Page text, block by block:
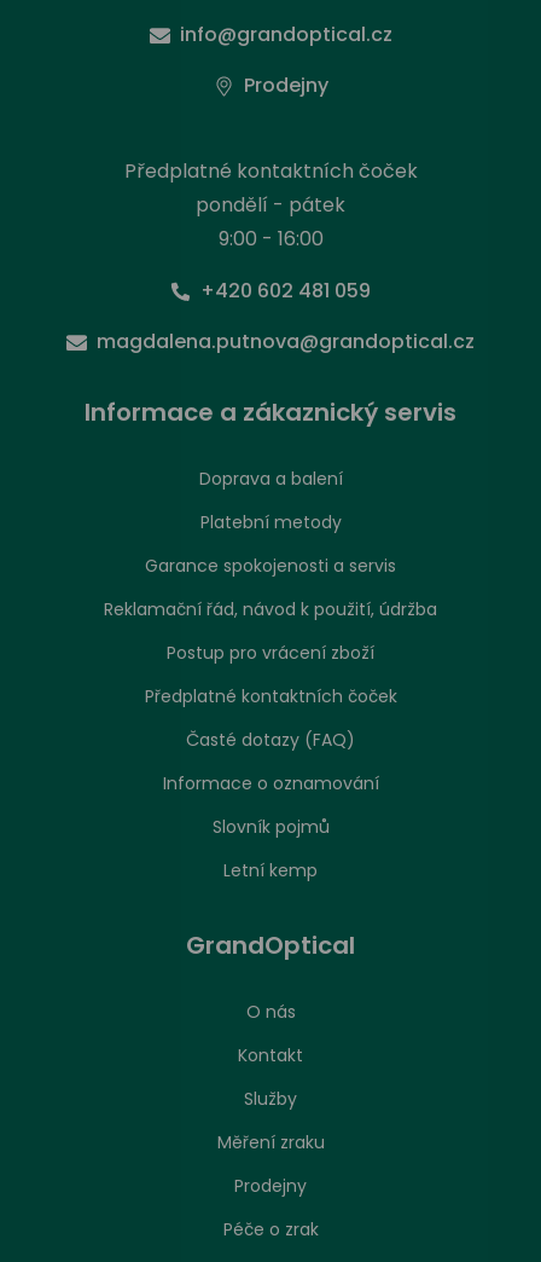
info@grandoptical.cz
Prodejny
Předplatné kontaktních čoček
pondělí - pátek
9:00 - 16:00
+420 602 481 059
magdalena.putnova@grandoptical.cz
Informace a zákaznický servis
Doprava a balení
Platební metody
Garance spokojenosti a servis
Reklamační řád, návod k použití, údržba
Postup pro vrácení zboží
Předplatné kontaktních čoček
Časté dotazy (FAQ)
Informace o oznamování
Slovník pojmů
Letní kemp
GrandOptical
O nás
Kontakt
Služby
Měření zraku
Prodejny
Péče o zrak